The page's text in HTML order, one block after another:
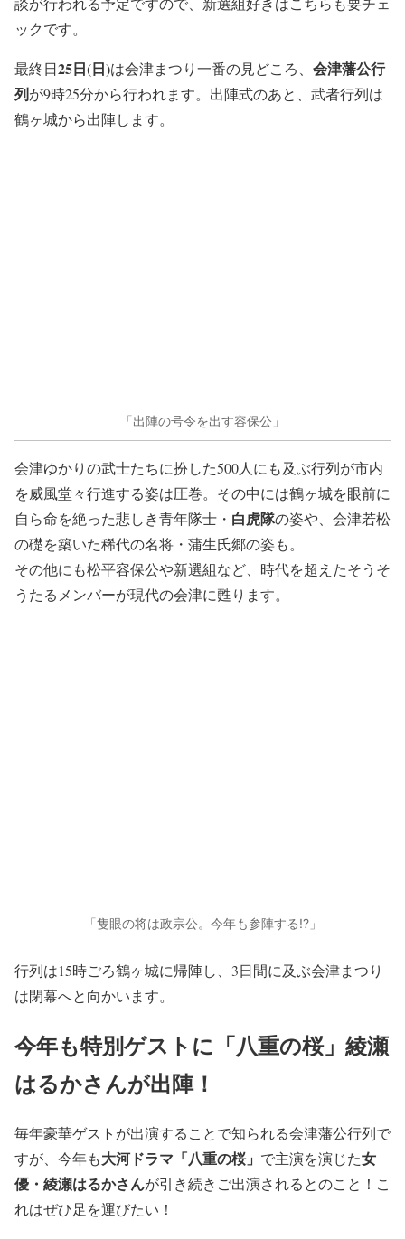
ックです。
最終日25日(日)は会津まつり一番の見どころ、 会津藩公行
列が9時25分から行われます。出陣式のあと、武者行列は
鶴ヶ城から出陣します。
「出陣の号令を出す容保公」
会津ゆかりの武士たちに扮した500人にも及ぶ行列が市内
を威風堂々行進する姿は圧巻。その中には鶴ヶ城を眼前に
自ら命を絶った悲しき青年隊士・ 白虎隊の姿や、会津若松
の礎を築いた稀代の名将・蒲生氏郷の姿も。
その他にも松平容保公や新選組など、時代を超えたそうそ
うたるメンバーが現代の会津に甦ります。
「隻眼の将は政宗公。今年も参陣する!?」
行列は15時ごろ鶴ヶ城に帰陣し、3日間に及ぶ会津まつり
は閉幕へと向かいます。
今年も特別ゲストに「八重の桜」綾瀬
はるかさんが出陣！
毎年豪華ゲストが出演することで知られる会津藩公行列で
すが、今年も大河ドラマ「八重の桜」 で主演を演じた女
優・綾瀬はるかさんが引き続きご出演されるとのこと！こ
れはぜひ足を運びたい！